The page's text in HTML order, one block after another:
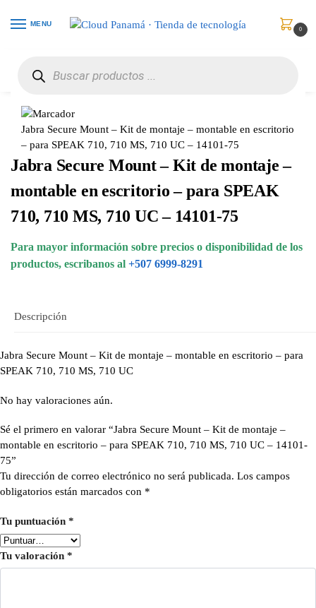
MENU
0
Jabra Secure Mount – Kit de montaje – montable en escritorio
– para SPEAK 710, 710 MS, 710 UC – 14101-75
Jabra Secure Mount – Kit de montaje –
montable en escritorio – para SPEAK
710, 710 MS, 710 UC – 14101-75
Para mayor información sobre precios o disponibilidad de los
productos, escribanos al +507 6999-8291
Descripción
Jabra Secure Mount – Kit de montaje – montable en escritorio – para
SPEAK 710, 710 MS, 710 UC
No hay valoraciones aún.
Sé el primero en valorar “Jabra Secure Mount – Kit de montaje –
montable en escritorio – para SPEAK 710, 710 MS, 710 UC – 14101-
75”
Tu dirección de correo electrónico no será publicada. Los campos
obligatorios están marcados con *
Tu puntuación *
Tu valoración *